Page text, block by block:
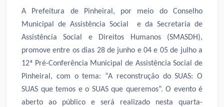
A Prefeitura de Pinheiral, por meio do Conselho
Municipal de Assistência Social e da Secretaria de
Assistência Social e Direitos Humanos (SMASDH),
promove entre os dias 28 de junho e 04 e 05 de julho a
12ª Pré-Conferência Municipal de Assistência Social de
Pinheiral, com o tema: “A reconstrução do SUAS: O
SUAS que temos e o SUAS que queremos”. O evento é
aberto ao público e será realizado nesta quarta-